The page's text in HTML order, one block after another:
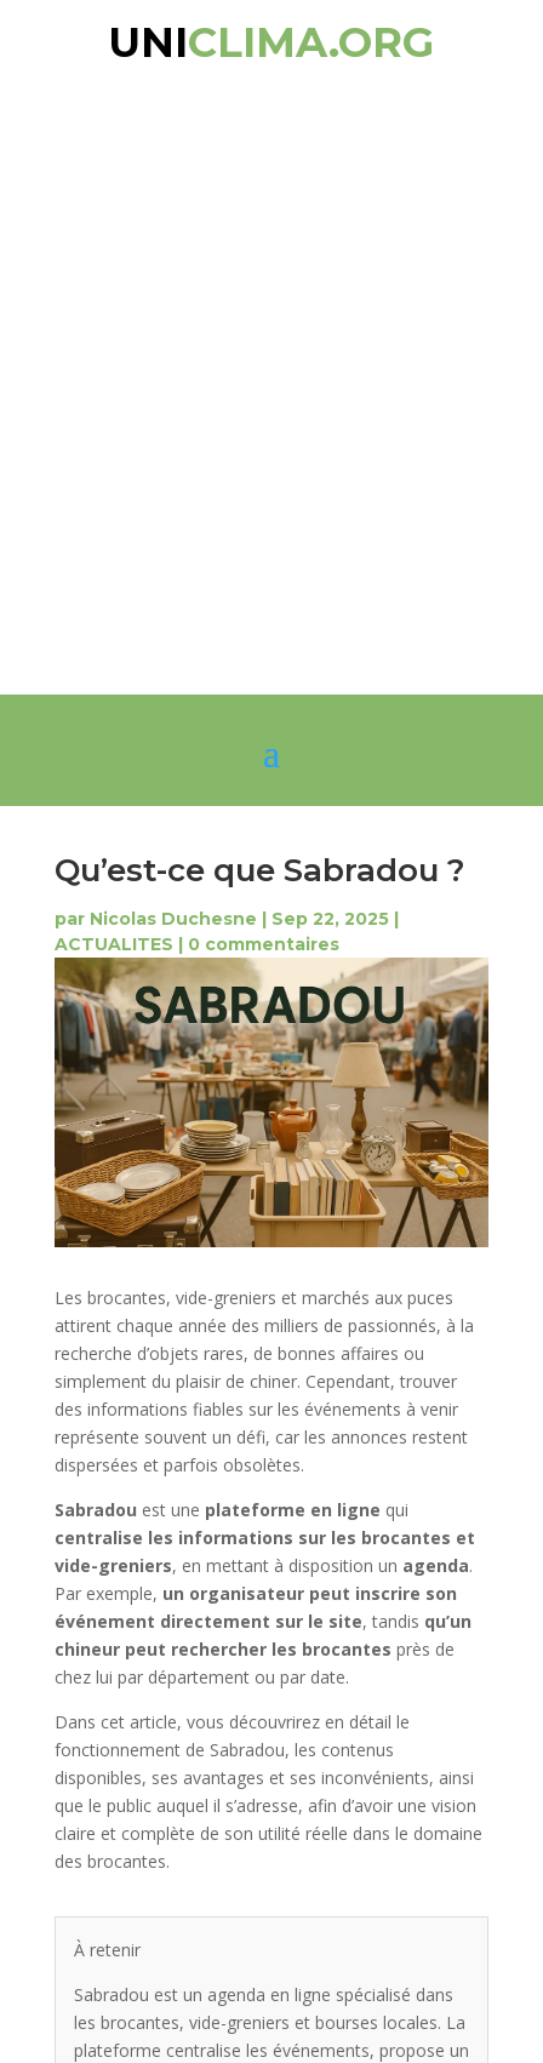
UNICLIMA.ORG
Qu’est-ce que Sabradou ?
par Nicolas Duchesne | Sep 22, 2025|
ACTUALITES | 0 commentaires
Les brocantes, vide-greniers et marchés aux puces
attirent chaque année des milliers de passionnés, à la
recherche d’objets rares, de bonnes affaires ou
simplement du plaisir de chiner. Cependant, trouver
des informations fiables sur les événements à venir
représente souvent un défi, car les annonces restent
dispersées et parfois obsolètes.
Sabradou est une plateforme en ligne qui
centralise les informations sur les brocantes et
vide-greniers, en mettant à disposition un agenda.
Par exemple, un organisateur peut inscrire son
événement directement sur le site, tandis qu’un
chineur peut rechercher les brocantes près de
chez lui par département ou par date.
Dans cet article, vous découvrirez en détail le
fonctionnement de Sabradou, les contenus
disponibles, ses avantages et ses inconvénients, ainsi
que le public auquel il s’adresse, afin d’avoir une vision
claire et complète de son utilité réelle dans le domaine
des brocantes.
À retenir
Sabradou est un agenda en ligne spécialisé dans
les brocantes, vide-greniers et bourses locales. La
plateforme centralise les événements, propose un